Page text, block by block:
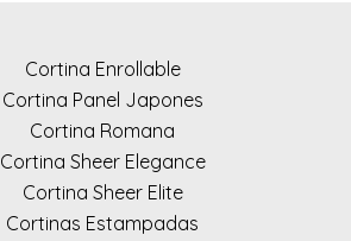
Cortina Enrollable
Cortina Panel Japones
Cortina Romana
Cortina Sheer Elegance
Cortina Sheer Elite
Cortinas Estampadas